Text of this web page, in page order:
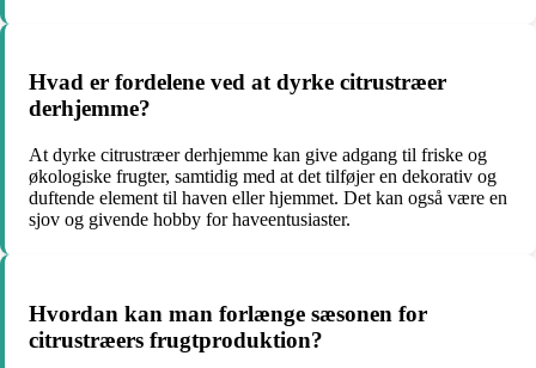
Hvad er fordelene ved at dyrke citrustræer
derhjemme?
At dyrke citrustræer derhjemme kan give adgang til friske og
økologiske frugter, samtidig med at det tilføjer en dekorativ og
duftende element til haven eller hjemmet. Det kan også være en
sjov og givende hobby for haveentusiaster.
Hvordan kan man forlænge sæsonen for
citrustræers frugtproduktion?